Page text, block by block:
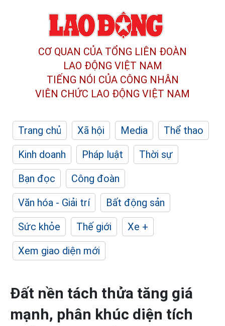
CƠ QUAN CỦA TỔNG LIÊN ĐOÀN
LAO ĐỘNG VIỆT NAM
TIẾNG NÓI CỦA CÔNG NHÂN
VIÊN CHỨC LAO ĐỘNG VIỆT NAM
Trang chủ Xã hội Media
Thể thao
Kinh doanh
Pháp luật
Thời sự
Bạn đọc
Công đoàn
Văn hóa - Giải trí
Bất động sản
Sức khỏe
Thế giới
Xe +
Xem giao diện mới
Đất nền tách thửa tăng giá
mạnh, phân khúc diện tích